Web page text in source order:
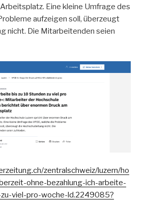
Eine kleine Umfrage des
aufzeigen soll, überzeugt
nicht. Die Mitarbeitenden seien
zentralschweiz/luzern/ho
ohne-bezahlung-ich-arbeite-
viel-pro-woche-ld.2249085?